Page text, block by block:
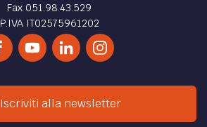
Fax 051.98.43.529
P.IVA IT02575961202
Iscriviti alla newsletter